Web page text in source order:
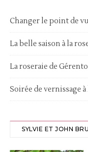
Changer le point de
La belle saison à la
La roseraie de
Soirée de vernissage
SYLVIE ET JOHN